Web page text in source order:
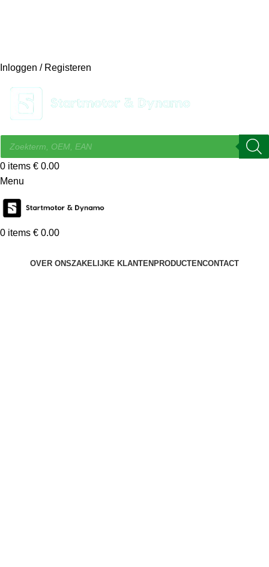
Inloggen / Registeren
0 items € 0.00
Menu
0 items € 0.00
OVER ONSZAKELIJKE KLANTEN PRODUCTENCONTACT